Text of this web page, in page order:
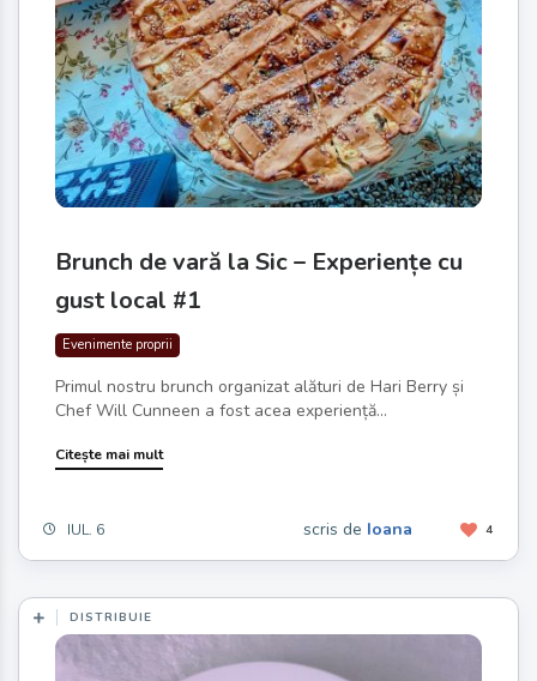
Brunch de vară la Sic – Experiențe cu
gust local #1
Evenimente proprii
Primul nostru brunch organizat alături de Hari Berry și
Chef Will Cunneen a fost acea experiență...
Citește mai mult
IUL. 6 4
scris de Ioana
DISTRIBUIE